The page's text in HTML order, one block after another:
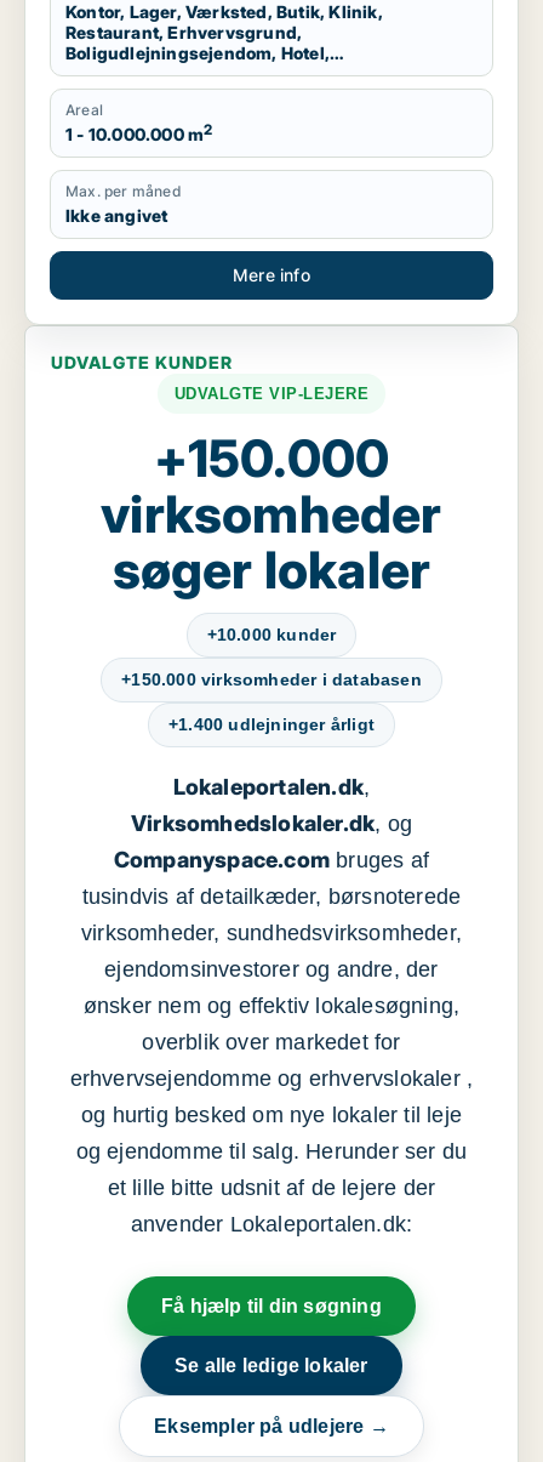
Kontor, Lager, Værksted, Butik, Klinik,
Restaurant, Erhvervsgrund,
Boligudlejningsejendom, Hotel,
Produktionslokaler
Areal
1 - 10.000.000 m2
Max. per måned
Ikke angivet
Mere info
UDVALGTE KUNDER
UDVALGTE VIP-LEJERE
+150.000
virksomheder
søger lokaler
+10.000 kunder
+150.000 virksomheder i databasen
+1.400 udlejninger årligt
Lokaleportalen.dk,
Virksomhedslokaler.dk, og
Companyspace.com bruges af
tusindvis af detailkæder, børsnoterede
virksomheder, sundhedsvirksomheder,
ejendomsinvestorer og andre, der
ønsker nem og effektiv lokalesøgning,
overblik over markedet for
erhvervsejendomme og erhvervslokaler ,
og hurtig besked om nye lokaler til leje
og ejendomme til salg. Herunder ser du
et lille bitte udsnit af de lejere der
anvender Lokaleportalen.dk:
Få hjælp til din søgning
Se alle ledige lokaler
Eksempler på udlejere →